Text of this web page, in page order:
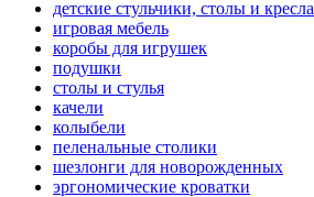
детские стульчики, столы и кресла
игровая мебель
коробы для игрушек
подушки
столы и стулья
качели
колыбели
пеленальные столики
шезлонги для новорожденных
эргономические кроватки